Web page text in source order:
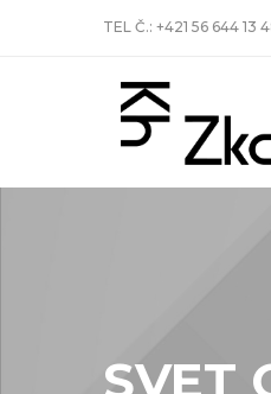
TEL Č.: +421 56 644 13
SVET